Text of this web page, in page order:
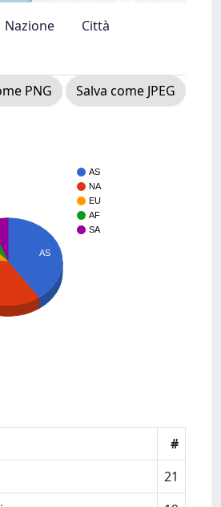
Nazione
Città
PNG
Salva come JPEG
AS
NA
EU
AF
SA
AS
#
21